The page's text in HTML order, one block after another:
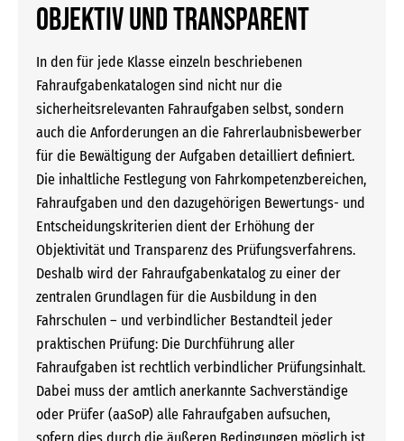
OBJEKTIV UND TRANSPARENT
In den für jede Klasse einzeln beschriebenen
Fahraufgabenkatalogen sind nicht nur die
sicherheitsrelevanten Fahraufgaben selbst, sondern
auch die Anforderungen an die Fahrerlaubnisbewerber
für die Bewältigung der Aufgaben detailliert definiert.
Die inhaltliche Festlegung von Fahrkompetenzbereichen,
Fahraufgaben und den dazugehörigen Bewertungs- und
Entscheidungskriterien dient der Erhöhung der
Objektivität und Transparenz des Prüfungsverfahrens.
Deshalb wird der Fahraufgabenkatalog zu einer der
zentralen Grundlagen für die Ausbildung in den
Fahrschulen – und verbindlicher Bestandteil jeder
praktischen Prüfung: Die Durchführung aller
Fahraufgaben ist rechtlich ver­bindlicher Prüfungsinhalt.
Dabei muss der amtlich anerkannte Sachverständige
oder Prüfer (aaSoP) alle Fahraufgaben aufsuchen,